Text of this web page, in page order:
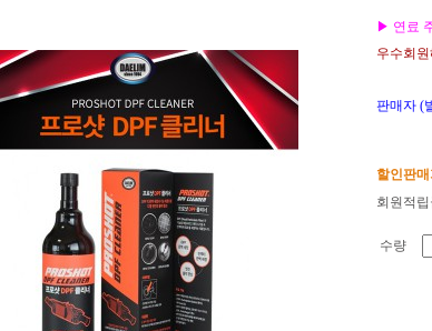
▶ 연료
우수회
판매자 (
할인판
회원적립
수량